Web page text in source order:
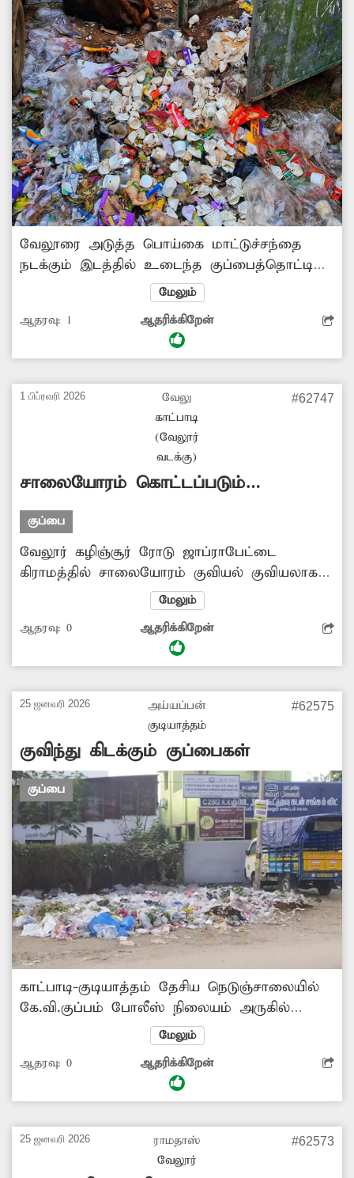
வேலூரை அடுத்த பொய்கை மாட்டுச்சந்தை
நடக்கும் இடத்தில் உடைந்த குப்பைத்தொட்டி
ஒன்று உள்ளது. அதிலுள்ள பிளாஸ்டிக்
கழிவுகள், குப்பைகள் கீழே குவிந்து கிடக்கிறது.
அந்த இடத்தில் எந்நேரமும் துர்நாற்றம்
வீசுவதுடன், சுகாதாரச் சீர்கேடு ஏற்பட்டுள்ளது.
குப்பைகளை முறையாக அகற்ற நடவடிக்கை
எடுக்க வேண்டும். -விஜய், பொய்கை.
மேலும்
ஆதரவு: 1 ஆதரிக்கிறேன்
1 பிப்ரவரி 2026
வேலு
காட்பாடி
(வேலூர்
வடக்கு)
#62747
சாலையோரம் கொட்டப்படும்
குப்பைகள்
குப்பை
வேலூர் கழிஞ்சூர் ரோடு ஜாப்ராபேட்டை
கிராமத்தில் சாலையோரம் குவியல் குவியலாகக்
குப்பைகள் கொட்டப்படுகிறது. சாலையோரம்
கிடக்கும் குப்பைகளை அகற்ற சம்பந்தப்பட்ட
அதிகாரிகள் நடவடிக்கை எடுக்க வேண்டும்
அல்லது சாலையோரம் குப்கைகள் கொட்டுவதை
ஜாப்ராபேட்டை.
மேலும்
ஆதரவு: 0 ஆதரிக்கிறேன்
25 ஜனவரி 2026
அய்யப்பன்
குடியாத்தம்
#62575
குவிந்து கிடக்கும் குப்பைகள்
குப்பை
காட்பாடி-குடியாத்தம் தேசிய நெடுஞ்சாலையில்
கே.வி.குப்பம் போலீஸ் நிலையம் அருகில்
உள்ள நகர கூட்டுறவு வங்கி எதிரில் குப்பைகள்
குவியலாக உள்ளது. அதில் ஜவுளிக்கடை,
மருத்துவமனை கழிவுகள், பிளாஸ்டிக் குப்பைகள்
அதிகமாகக் கிடக்கின்றன. அந்தக் குப்பைகளால்
ஏற்படுகிறது. ஊராட்சி நிர்வாகம் உடனடியாக
நடவடிக்கை எடுத்து குப்பைகளை அகற்ற
வேண்டும். -அய்யப்பன், கே.வி.குப்பம்.
மேலும்
ஆதரவு: 0 ஆதரிக்கிறேன்
25 ஜனவரி 2026
ராமதாஸ்
வேலூர்
#62573